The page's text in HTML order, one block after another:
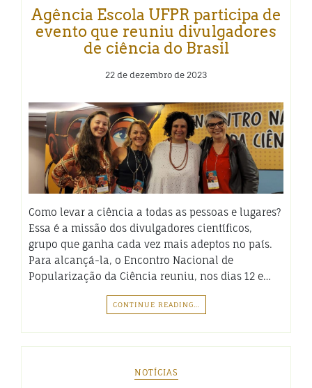
Agência Escola UFPR participa de
evento que reuniu divulgadores
de ciência do Brasil
22 de dezembro de 2023
Como levar a ciência a todas as pessoas e lugares?
Essa é a missão dos divulgadores científicos,
grupo que ganha cada vez mais adeptos no país.
Para alcançá-la, o Encontro Nacional de
Popularização da Ciência reuniu, nos dias 12 e…
CONTINUE READING…
NOTÍCIAS